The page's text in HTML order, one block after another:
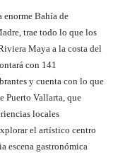
enorme Bahía de
trae todo lo que los
Maya a la costa del
con 141
y cuenta con lo que
Puerto Vallarta, que
locales
el artístico centro
escena gastronómica